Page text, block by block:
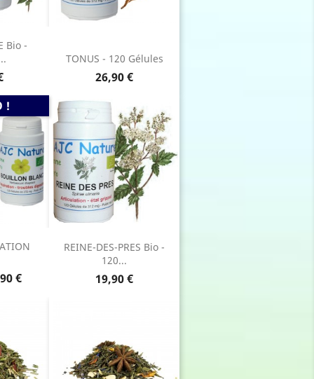
Bio -
TONUS - 120 Gélules
Prix
26,90 €
€
!
REINE-DES-PRES Bio -
120...
Prix
19,90 €